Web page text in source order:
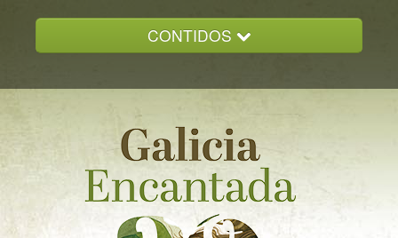
CONTIDOS
GALICIA ENCANTADA
DOCUMENTACION
NOVAS
CONTACTO